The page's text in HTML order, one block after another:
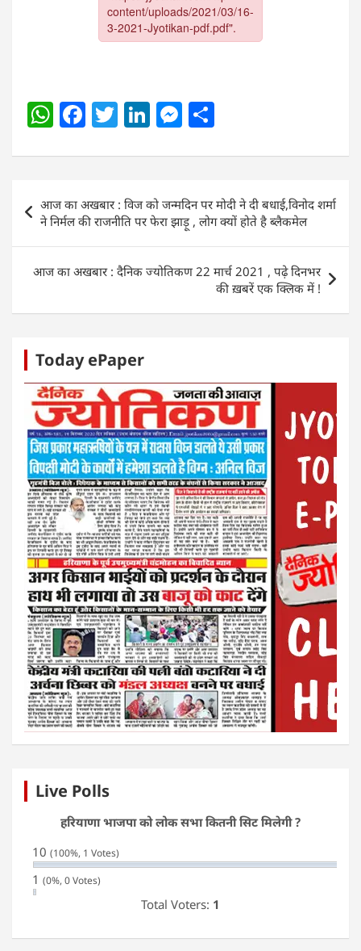
W
at
s
A
p
p
F
c
e
b
o
o
T
itt
er
Li
k
e
dI
n
M
ss
e
n
g
er
ar
e
navigation
आज का अखबार : विज को जन्मदिन पर मोदी ने दी बधाई,विनोद शर्मा
ने निर्मल की राजनीति पर फेरा झाड़ू , लोग क्यों होते है ब्लैकमेल
आज का अखबार : दैनिक ज्योतिकण 22 मार्च 2021 , पढ़े दिनभर
की ख़बरें एक क्लिक में !
Today ePaper
Live Polls
हरियाणा भाजपा को लोक सभा कितनी सिट मिलेगी ?
10 (100%, 1 Votes)
1 (0%, 0 Votes)
Total Voters: 1